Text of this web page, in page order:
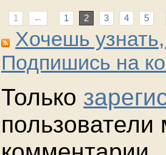
1 ← 1 2 3 4 5
Хочешь
Подпишись на
Только
пользователи